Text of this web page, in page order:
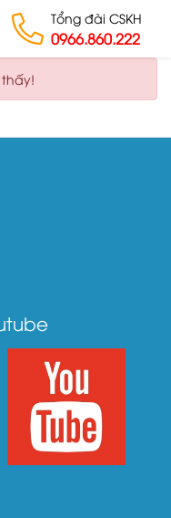
Tổng đài CSKH
0966.860.222